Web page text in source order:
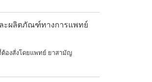
ะผลิตภัณฑ์ทางการแพทย์
องสั่งโดยแพทย์ ยาสามัญ